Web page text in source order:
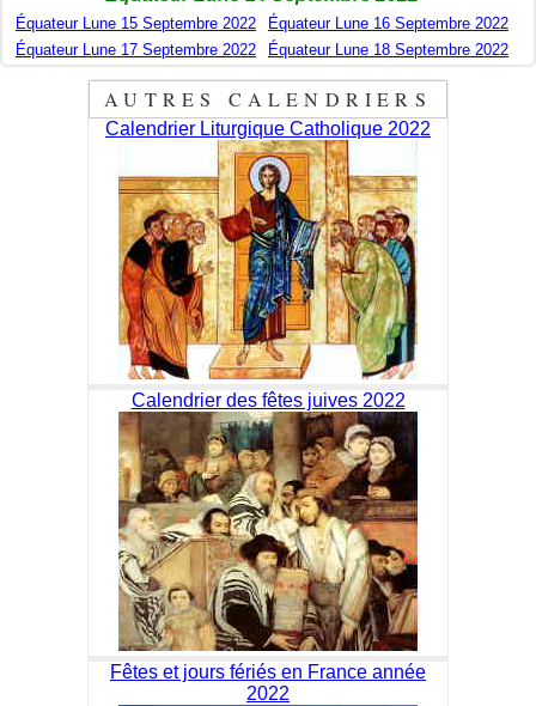
Équateur Lune 15 Septembre 2022
Équateur Lune 16 Septembre 2022
Équateur Lune 17 Septembre 2022
Équateur Lune 18 Septembre 2022
AUTRES CALENDRIERS
Calendrier Liturgique Catholique 2022
Calendrier des fêtes juives 2022
Fêtes et jours fériés en France année
2022